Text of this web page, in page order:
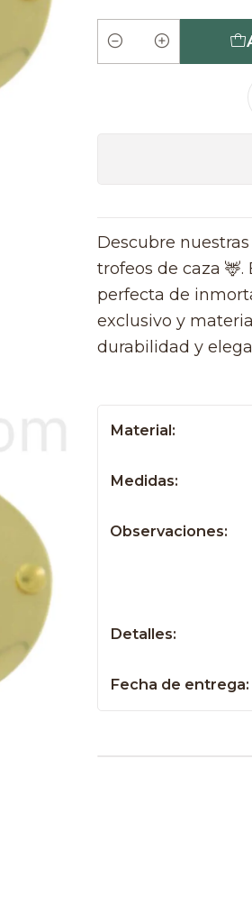
Cantidad
Descubre nuestras
trofeos de caza 🦌.
perfecta de
exclusivo y
durabilidad y
Material:
Medidas:
Observaciones:
Detalles:
Fecha de entrega: